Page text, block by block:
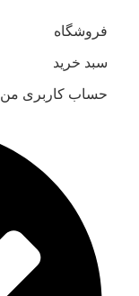
فروشگاه
سبد خرید
حساب کاربری من